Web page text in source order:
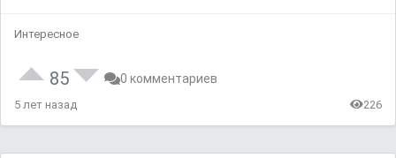
Интересное
85 0 комментариев
5 лет назад 226